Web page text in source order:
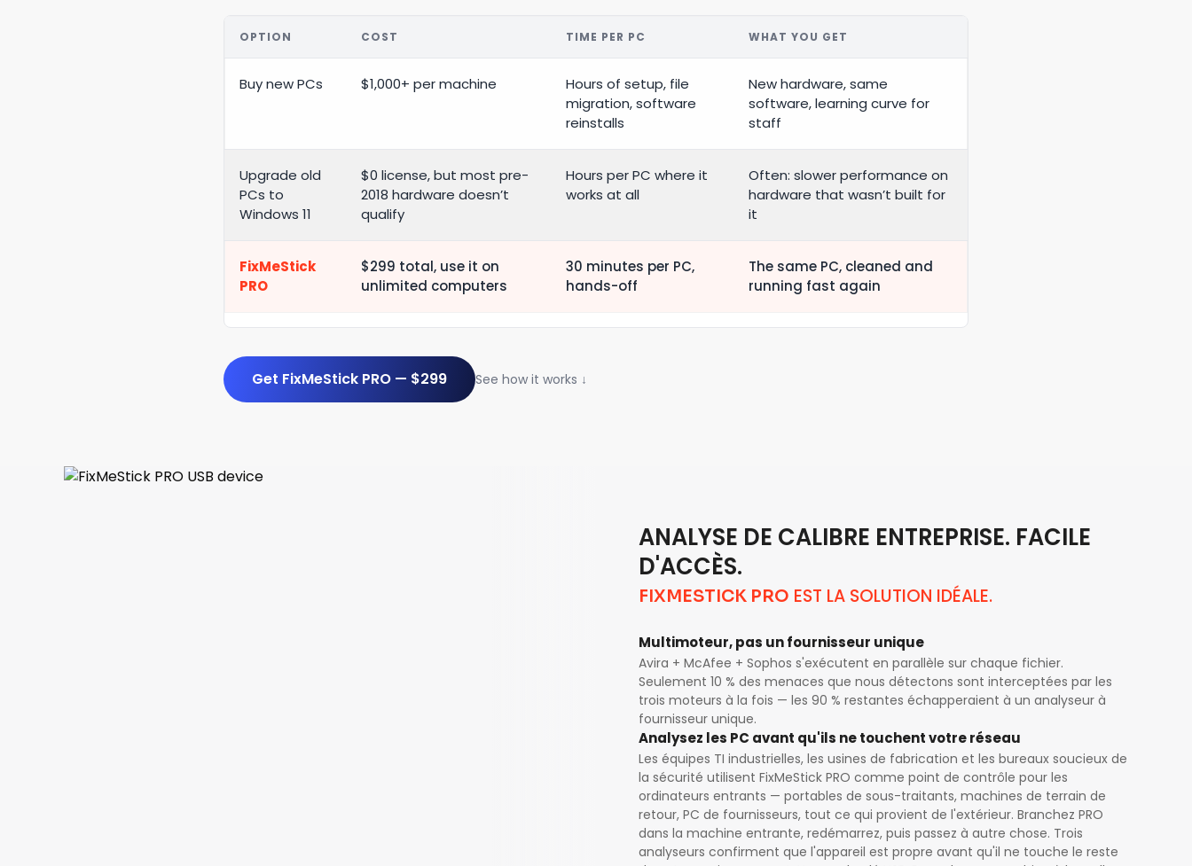
OPTION COST TIME PER PC WHAT YOU GET
Buy new PCs $1,000+ per machine
Hours of setup, file
migration, software
reinstalls
New hardware, same
software, learning curve for
staff
Upgrade old
PCs to
Windows 11
$0 license, but most pre-
2018 hardware doesn’t
qualify
Hours per PC where it
works at all
Often: slower performance on
hardware that wasn’t built for
it
FixMeStick
PRO
$299 total, use it on
unlimited computers
30 minutes per PC,
hands-off
The same PC, cleaned and
running fast again
Get FixMeStick PRO — $299 See how it works ↓
ANALYSE DE CALIBRE ENTREPRISE. FACILE
D'ACCÈS.
FIXMESTICK PRO EST LA SOLUTION IDÉALE.
Multimoteur, pas un fournisseur unique
Avira + McAfee + Sophos s'exécutent en parallèle sur chaque fichier.
Seulement 10 % des menaces que nous détectons sont interceptées par les
trois moteurs à la fois — les 90 % restantes échapperaient à un analyseur à
fournisseur unique.
Analysez les PC avant qu'ils ne touchent votre réseau
Les équipes TI industrielles, les usines de fabrication et les bureaux soucieux de
la sécurité utilisent FixMeStick PRO comme point de contrôle pour les
ordinateurs entrants — portables de sous-traitants, machines de terrain de
retour, PC de fournisseurs, tout ce qui provient de l'extérieur. Branchez PRO
dans la machine entrante, redémarrez, puis passez à autre chose. Trois
analyseurs confirment que l'appareil est propre avant qu'il ne touche le reste